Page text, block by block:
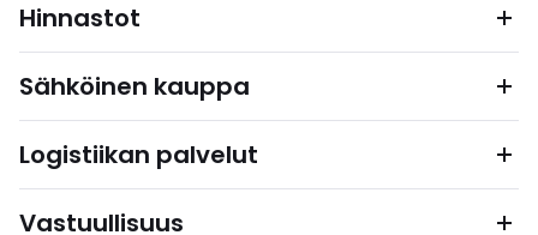
Hinnastot
Sähköinen kauppa
Logistiikan palvelut
Vastuullisuus